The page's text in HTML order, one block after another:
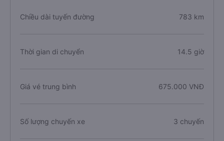
Chiều dài tuyến đường 783 km
Thời gian di chuyển 14.5 giờ
Giá vé trung bình 675.000 VNĐ
Số lượng chuyến xe 3 chuyến